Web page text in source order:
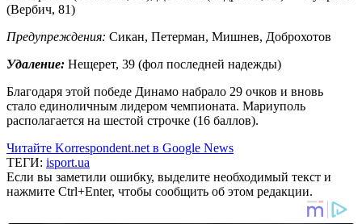
(Вербич, 81)
Предупреждения: Сикан, Петерман, Мишнев, Доброхотов
Удаление: Нещерет, 39 (фол последней надежды)
Благодаря этой победе Динамо набрало 29 очков и вновь
стало единоличным лидером чемпионата. Мариуполь
располагается на шестой строчке (16 баллов).
Читайте Korrespondent.net в Google News
ТЕГИ: isport.ua
Если вы заметили ошибку, выделите необходимый текст и
нажмите Ctrl+Enter, чтобы сообщить об этом редакции.